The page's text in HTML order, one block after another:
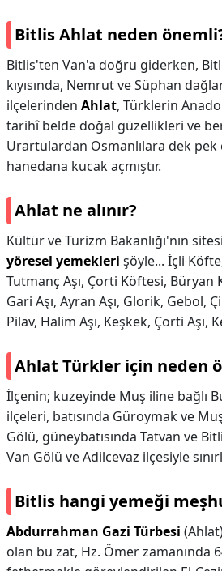
Bitlis Ahlat neden
Bitlis'ten Van'a doğru giderken,
kıyısında, Nemrut ve Süphan
ilçelerinden Ahlat, Türklerin
tarihî belde doğal güzellikleri ve
Urartulardan Osmanlılara dek pek
hanedana kucak açmıştır.
Ahlat ne alınır?
Kültür ve Turizm Bakanlığı'nın
yöresel yemekleri şöyle... İçli
Tutmanç Aşı, Çorti Köftesi, Büryan
Gari Aşı, Ayran Aşı, Glorik, Gebol,
Pilav, Halim Aşı, Keşkek, Çorti Aşı,
Ahlat Türkler için neden
İlçenin; kuzeyinde Muş iline bağlı
ilçeleri, batısında Güroymak ve
Gölü, güneybatısında Tatvan ve
Van Gölü ve Adilcevaz ilçesiyle
Bitlis hangi yemeği
Abdurrahman Gazi Türbesi
olan bu zat, Hz. Ömer zamanında